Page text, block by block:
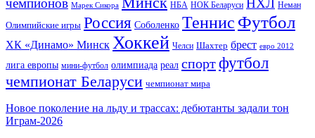
чемпионов Марек Сикора НБА НОК Беларуси НХЛ Неман
Олимпийские игры Россия Соболенко Теннис Футбол
ХК «Динамо» Минск Хоккей Челси Шахтер брест евро 2012
лига европы мини-футбол олимпиада реал спортфутбол
чемпионат Беларуси чемпионат мира
Новое поколение на льду и трассах: дебютанты задали тон
Играм-2026